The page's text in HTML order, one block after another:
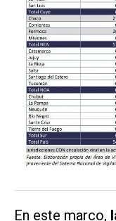
En este marco,